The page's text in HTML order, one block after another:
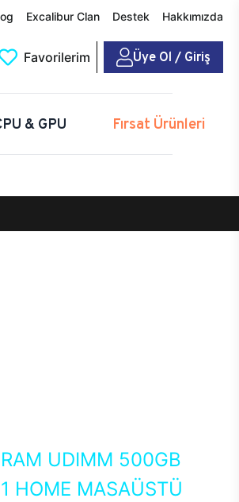
Excalibur Clan Destek Hakkımızda
Favorilerim Üye Ol / Giriş
& GPU Fırsat Ürünleri
UDIMM 500GB
HOME MASAÜSTÜ